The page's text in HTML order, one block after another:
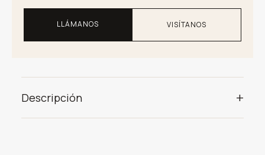
LLÁMANOS VISÍTANOS
Descripción +